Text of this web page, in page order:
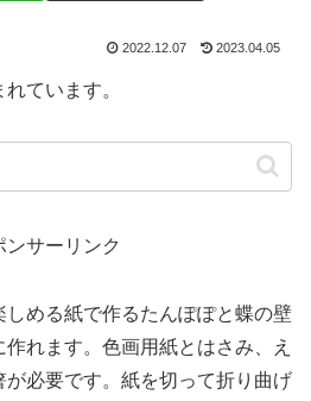
2022.12.07 2023.04.05
ています。
ンサーリンク
しめる紙で作るたんぽぽと蝶の壁
れます。色画用紙とはさみ、え
が必要です。紙を切って折り曲げ